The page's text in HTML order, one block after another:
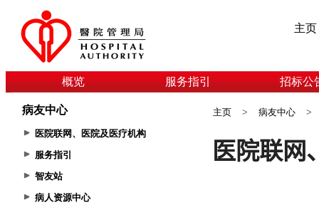
主页
概览 服务指引 招标公
病友中心
医院联网、医院及医疗机构
服务指引
智友站
病人资源中心
主页 > 病友中心 >